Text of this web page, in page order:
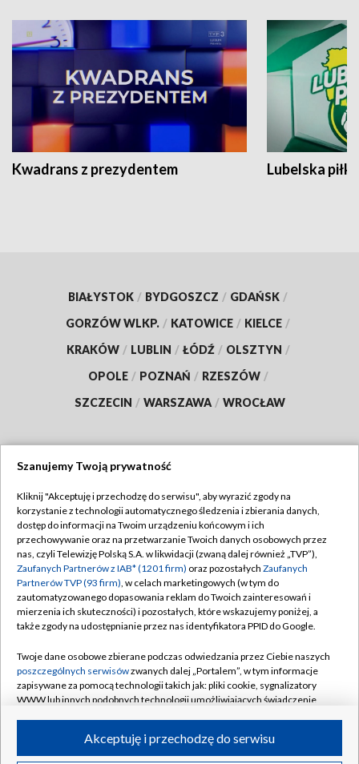
Kwadrans z prezydentem Lubelska piłka
BIAŁYSTOK / BYDGOSZCZ / GDAŃSK /
GORZÓW WLKP. / KATOWICE / KIELCE /
KRAKÓW / LUBLIN / ŁÓDŹ / OLSZTYN /
OPOLE / POZNAŃ / RZESZÓW /
SZCZECIN / WARSZAWA / WROCŁAW
TVP
Abonament TVP
Emisja w TVP
Centrum informacji TVP
Naziemna Telewizja Cyfrowa
Rada Programowa
System NOS
Informacje o nadawcy
Program dla prasy
Regulamin TVP
Polityka prywatności
Moje zgody
Pomoc
Kontakt
Kanały
Szanujemy Twoją prywatność
Kliknij "Akceptuję i przechodzę do serwisu", aby wyrazić zgody na
korzystanie z technologii automatycznego śledzenia i zbierania danych,
dostęp do informacji na Twoim urządzeniu końcowym i ich
przechowywanie oraz na przetwarzanie Twoich danych osobowych przez
nas, czyli Telewizję Polską S.A. w likwidacji (zwaną dalej również „TVP”),
Zaufanych Partnerów z IAB* (1201 firm) oraz pozostałych Zaufanych
Partnerów TVP (93 firm), w celach marketingowych (w tym do
zautomatyzowanego dopasowania reklam do Twoich zainteresowań i
mierzenia ich skuteczności) i pozostałych, które wskazujemy poniżej, a
także zgody na udostępnianie przez nas identyfikatora PPID do Google.
Twoje dane osobowe zbierane podczas odwiedzania przez Ciebie naszych
poszczególnych serwisówzwanych dalej „Portalem”, w tym informacje
zapisywane za pomocą technologii takich jak: pliki cookie, sygnalizatory
WWW lub innych podobnych technologii umożliwiających świadczenie
ruchu w Internecie.Akceptuję i przechodzę do serwisu